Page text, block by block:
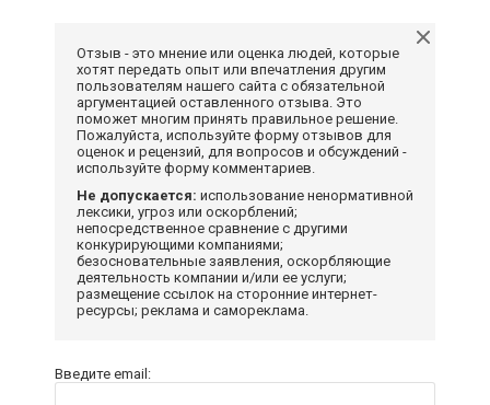
Отзыв - это мнение или оценка людей, которые
хотят передать опыт или впечатления другим
пользователям нашего сайта с обязательной
аргументацией оставленного отзыва. Это
поможет многим принять правильное решение.
Пожалуйста, используйте форму отзывов для
оценок и рецензий, для вопросов и обсуждений -
используйте форму комментариев.
Не допускается: использование ненормативной
лексики, угроз или оскорблений;
непосредственное сравнение с другими
конкурирующими компаниями;
безосновательные заявления, оскорбляющие
деятельность компании и/или ее услуги;
размещение ссылок на сторонние интернет-
ресурсы; реклама и самореклама.
Введите email: